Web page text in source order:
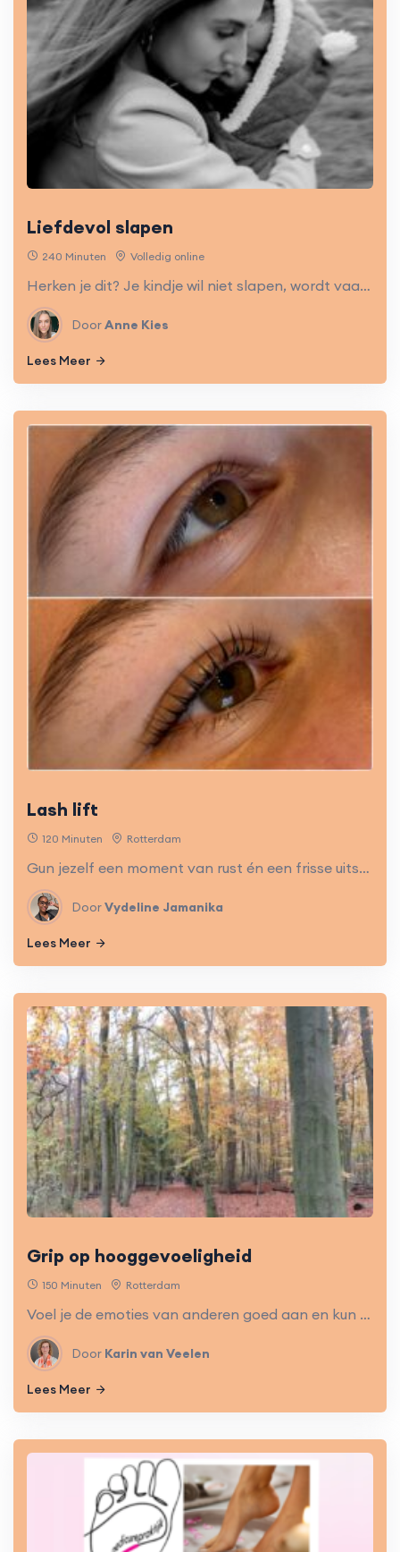
Liefdevol slapen
240 Minuten Volledig online
Herken je dit? Je kindje wil niet slapen, wordt vaak wakker of is veel te vroeg wakker? Als gecertificeerd slaapcoach (0-4 jaar) help ik jullie met een persoonlijk plan én een week lang begeleiding.
DoorAnne Kies
Lees Meer
Lash lift
120 Minuten Rotterdam
Gun jezelf een moment van rust én een frisse uitstraling. Een lash lift is meer dan een beautybehandeling!
DoorVydeline Jamanika
Lees Meer
Grip op hooggevoeligheid
150 Minuten Rotterdam
Voel je de emoties van anderen goed aan en kun je er door overspoeld raken? Ben je heel verantwoordelijk zodat je meestal als laatste naar huis gaat? Heb je oog voor detail? Hoe ga je om met hooggevoeligheid?
Door Karin van Veelen
Lees Meer